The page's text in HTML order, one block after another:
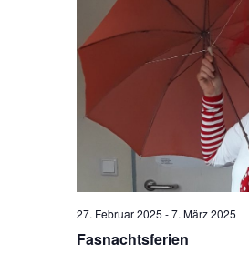
27. Februar 2025 -7. März 2025
Fasnachtsferien